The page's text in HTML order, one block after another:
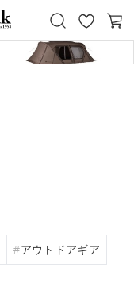
お
気
カ
アウトドアギア